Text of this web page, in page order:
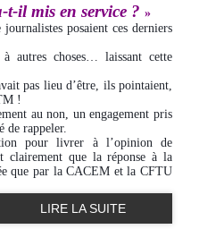
il mis en service ? »
posaient ces derniers
autres choses… laissant cette
pas lieu d’être, ils pointaient,
!
au non, un engagement pris
de rappeler.
pour livrer à l’opinion de
clairement que la réponse à la
que par la CACEM et la CFTU
LIRE LA SUITE